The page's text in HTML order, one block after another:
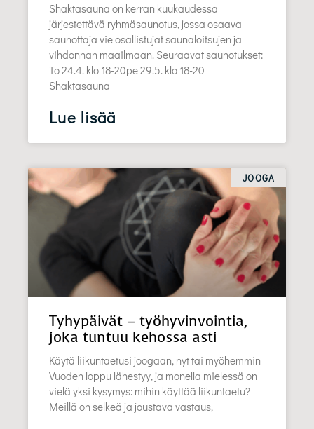
Shaktasauna on kerran kuukaudessa
järjestettävä ryhmäsaunotus, jossa osaava
saunottaja vie osallistujat saunaloitsujen ja
vihdonnan maailmaan. Seuraavat saunotukset:
To 24.4. klo 18-20pe 29.5. klo 18-20
Shaktasauna
Lue lisää
JOOGA
Tyhypäivät – työhyvinvointia,
joka tuntuu kehossa asti
Käytä liikuntaetusi joogaan, nyt tai myöhemmin
Vuoden loppu lähestyy, ja monella mielessä on
vielä yksi kysymys: mihin käyttää liikuntaetu?
Meillä on selkeä ja joustava vastaus,